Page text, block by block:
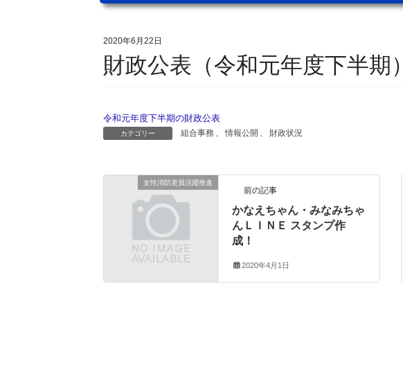
2020年6月22日
財政公表（令和元年度下半期）
令和元年度下半期の財政公表
カテゴリー 組合事務 情報公開 財政状況
女性消防吏員活躍推進
前の記事
かなえちゃん・みなみちゃ
んＬＩＮＥ スタンプ作
成！
2020年4月1日